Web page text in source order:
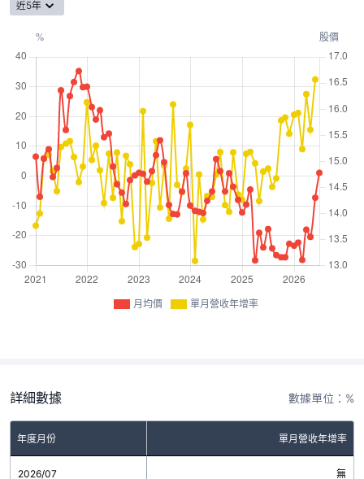
近5年
月均價 單月營收年增率
詳細數據 數據單位：%
年度月份 單月營收年增率
2026/07 無